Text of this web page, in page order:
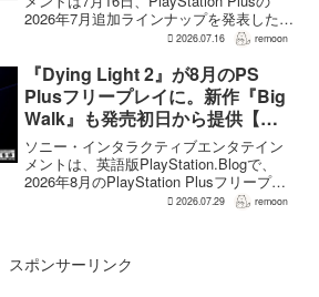
2026年7月追加ラインナップを発表した。
幕末の日本を舞台とするTeam NINJAのオ
the Ron...
2026.07.16 remoon
『Dying Light 2』が8月のPS
Plusフリープレイに。新作『Big
Walk』も発売初日から提供【海
外発表】
ソニー・インタラクティブエンタテイン
メントは、英語版PlayStation.Blogで、
2026年8月のPlayStation Plusフリープレ
イとして『Dying Light 2 Stay Human:
2026.07.29 remoon
スポンサーリンク